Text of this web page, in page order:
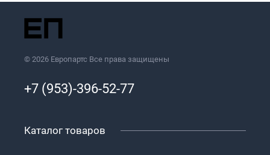
© 2026 Европартс Все права защищены
+7 (953)-396-52-77
Каталог товаров